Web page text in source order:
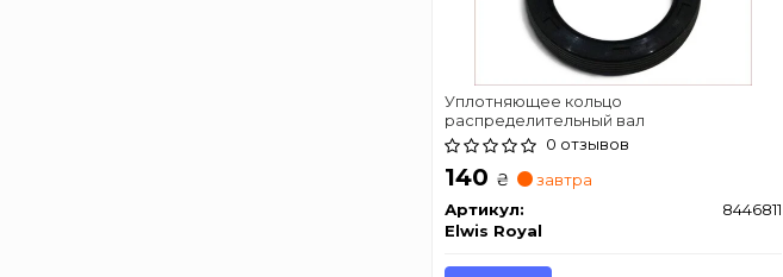
Уплотняющее кольцо
распределительный вал
0 отзывов
140 ₴
завтра
Артикул:
8446811
Elwis Royal